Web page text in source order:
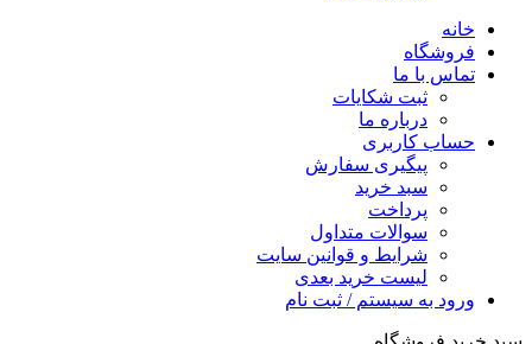
خانه
فروشگاه
تماس با ما
ثبت شکایات
درباره ما
حساب کاربری
پیگیری سفارش
سبد خرید
پرداخت
سوالات متداول
شرایط و قوانین سایت
لیست خرید بعدی
ورود به سیستم / ثبت نام